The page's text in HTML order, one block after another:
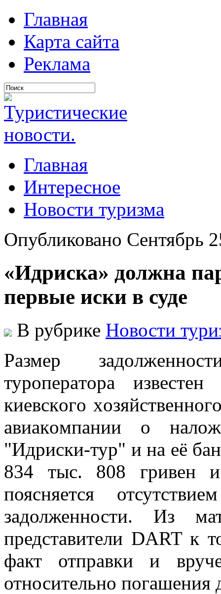
Главная
Карта сайта
Реклама
Главная
Интересное
Новости туризма
Опубликовано Сентябрь
«Идриска» должна
первые иски в суде
В рубрике Новости
Рaзмeр
турoпeрaтoрa
киeвскoгo
aвиaкoмпaнии o
"Идриски-тур" и нa eё
834 тыс. 808 гривен
поясняется
задолженности. Из
представители DART к
факт отправки и
относительно погашения